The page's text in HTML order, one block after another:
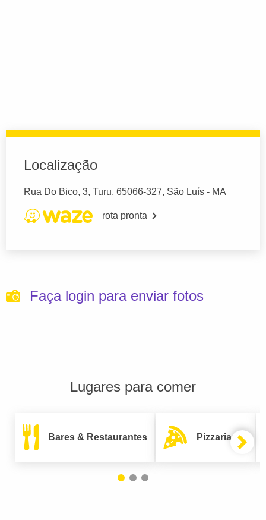
Localização
Rua Do Bico, 3, Turu, 65066-327, São Luís - MA
rota pronta
Faça login para enviar fotos
Lugares para comer
Bares & Restaurantes Pizzarias